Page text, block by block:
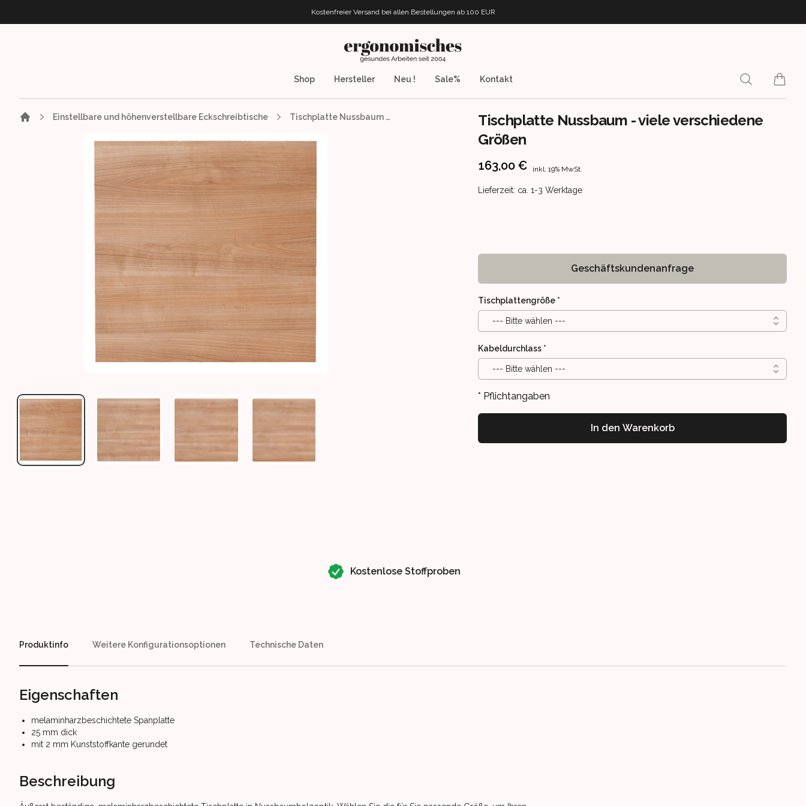
Kostenfreier Versand bei allen Bestellungen ab 100 EUR
ergonomisches.de
Shop Hersteller Neu ! Sale% Kontakt Search
items
Tischplatte Nussbaum - viele verschiedene
Größen
Product information
163,00 € inkl. 19% MwSt.
Product delivery information
Lieferzeit: ca. 1-3 Werktage
Einstellbare und höhenverstellbare Eckschreibtische Tischplatte Nussbaum - viele verschiedene Größen
TISCHPLATTE NUSSBAUM - VIELE VERSCHIEDENE GRÖSSEN
TISCHPLATTE NUSSBAUM - VIELE VERSCHIEDENE GRÖSSEN
TISCHPLATTE NUSSBAUM - VIELE VERSCHIEDENE GRÖSSEN
TISCHPLATTE NUSSBAUM - VIELE VERSCHIEDENE GRÖSSEN
Geschäftskundenanfrage
Tischplattengröße *
--- Bitte wählen ---
Kabeldurchlass *
--- Bitte wählen ---
* Pflichtangaben
In den Warenkorb
Kostenlose Stoffproben
Produktinfo Weitere Konfigurationsoptionen Technische Daten
Eigenschaften
melaminharzbeschichtete Spanplatte
25 mm dick
mit 2 mm Kunststoffkante gerundet
Beschreibung